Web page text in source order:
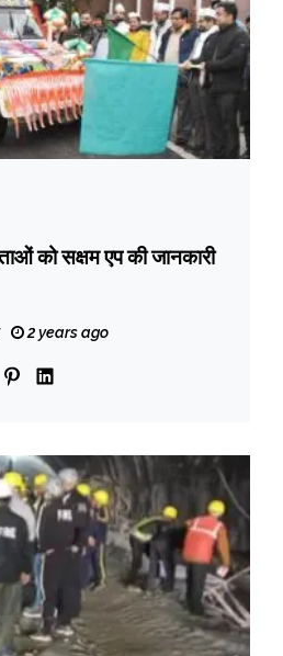
को सक्षम एप की जानकारी
2 years ago